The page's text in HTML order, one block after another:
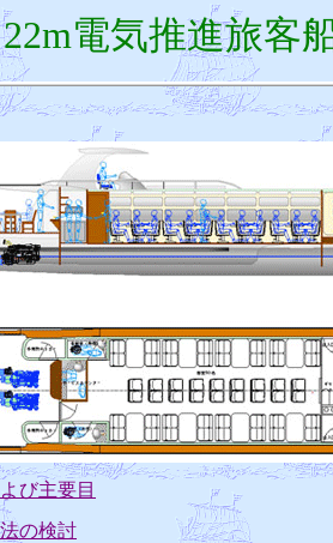
22m電気推進旅客
び主要目
の検討